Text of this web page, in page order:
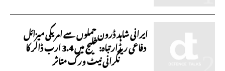
ایرانی شاہد ڈرون حملوں سے امریکی میزائل
دفاعی ریڈار تباہ: خلیج میں 3.4 ارب ڈالر کا
نگرانی نیٹ ورک متاثر